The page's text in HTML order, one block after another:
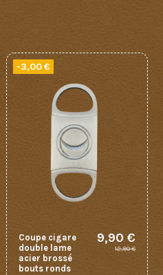
-3,00 €
Coupe cigare
double lame
acier brossé
bouts ronds
9,90 €
12,90 €